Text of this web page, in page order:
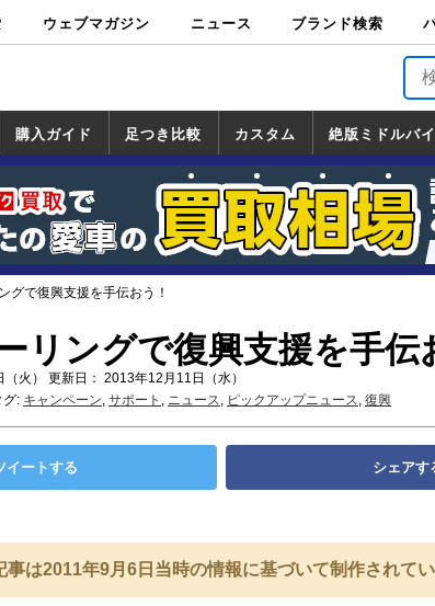
ウェブマガジン ニュース ブランド検索
購入ガイド
一覧
足つき比較 カスタム
カスタム
一覧
ホンダ
ヤマハ
スズキ
カワサキ
絶版ミドルバ
絶版ミドルバ
一覧
ホンダ
ヤマハ
スズキ
カワサキ
道の駅調査隊
ツーリング情報局
日本の道50選
国道めぐり
林道ツーリング
グで復興支援を手伝おう！
リングで復興支援を手伝
火） 更新日： 2013年12月11日（水）
: キャンペーン, サポート , ニュース, ピックアップニュース, 復興
イートする シェアす
事は2011年9月6日当時の情報に基づいて制作されてい